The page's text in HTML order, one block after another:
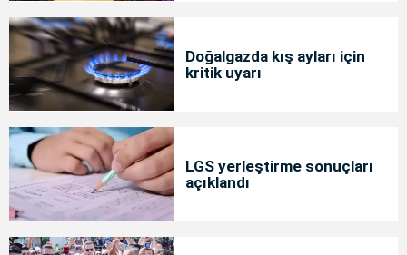
Doğalgazda kış ayları için
kritik uyarı
LGS yerleştirme sonuçları
açıklandı